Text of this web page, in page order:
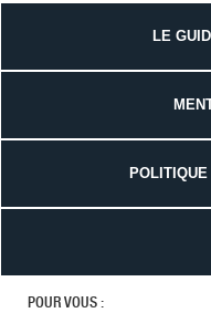
LE
POUR VOUS :